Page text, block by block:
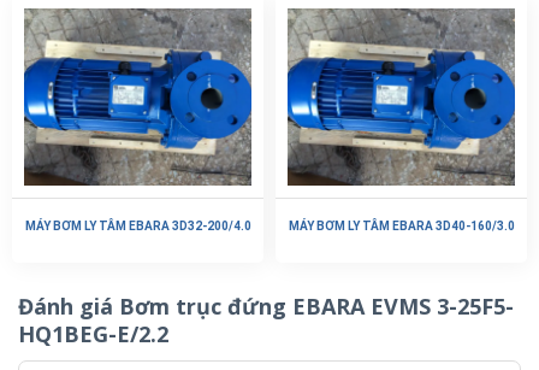
MÁY BƠM LY TÂM EBARA 3D32-200/4.0 MÁY BƠM LY TÂM EBARA 3D40-160/3.0
Đánh giá Bơm trục đứng EBARA EVMS 3-25F5-
HQ1BEG-E/2.2